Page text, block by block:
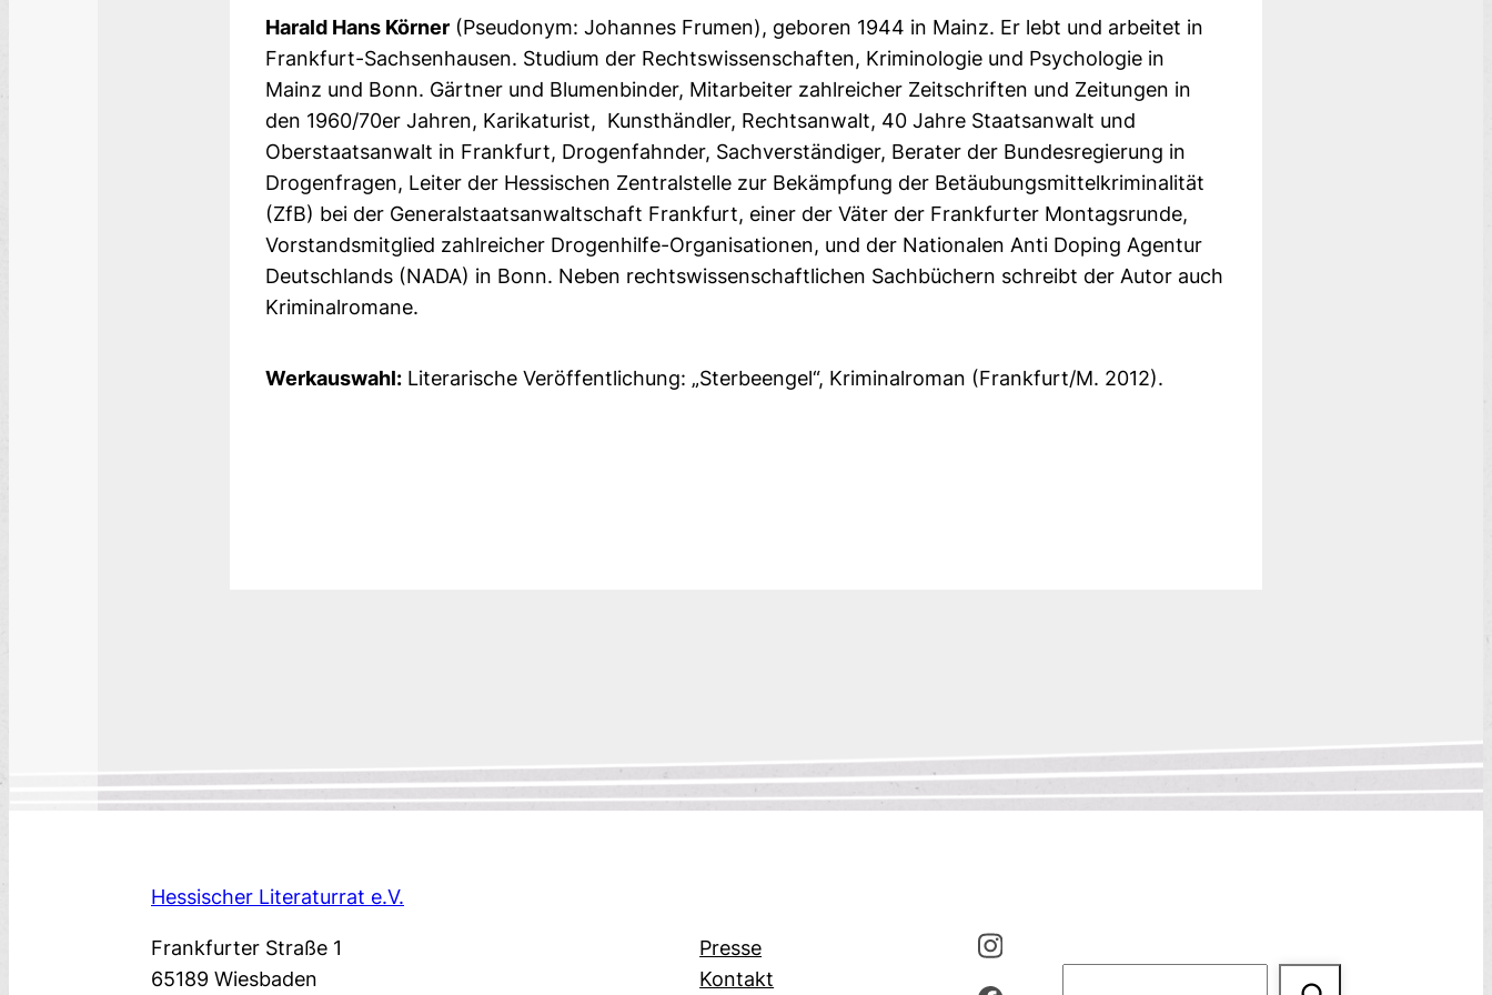
Harald Hans Körner (Pseudonym: Johannes Frumen), geboren 1944 in Mainz. Er lebt und arbeitet in
Frankfurt-Sachsenhausen. Studium der Rechtswissenschaften, Kriminologie und Psychologie in
Mainz und Bonn. Gärtner und Blumenbinder, Mitarbeiter zahlreicher Zeitschriften und Zeitungen in
den 1960/70er Jahren, Karikaturist, Kunsthändler, Rechtsanwalt, 40 Jahre Staatsanwalt und
Oberstaatsanwalt in Frankfurt, Drogenfahnder, Sachverständiger, Berater der Bundesregierung in
Drogenfragen, Leiter der Hessischen Zentralstelle zur Bekämpfung der Betäubungsmittelkriminalität
(ZfB) bei der Generalstaatsanwaltschaft Frankfurt, einer der Väter der Frankfurter Montagsrunde,
Vorstandsmitglied zahlreicher Drogenhilfe-Organisationen, und der Nationalen Anti Doping Agentur
Deutschlands (NADA) in Bonn. Neben rechtswissenschaftlichen Sachbüchern schreibt der Autor auch
Kriminalromane.
Werkauswahl: Literarische Veröffentlichung: „Sterbeengel“, Kriminalroman (Frankfurt/M. 2012).
Hessischer Literaturrat e.V.
Frankfurter Straße 1
65189 Wiesbaden
Presse
Kontakt